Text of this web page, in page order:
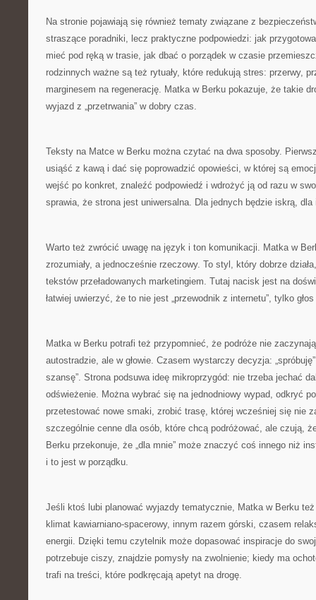
Na stronie pojawiają się również tematy związane z
straszące poradniki, lecz praktyczne podpowiedzi: jak
mieć pod ręką w trasie, jak dbać o porządek w czasie
rodzinnych ważne są też rytuały, które redukują stres: przerwy,
marginesem na regenerację. Matka w Berku pokazuje, że takie
wyjazd z „przetrwania” w dobry czas.
Teksty na Matce w Berku można czytać na dwa sposoby.
usiąść z kawą i dać się poprowadzić opowieści, w której są
wejść po konkret, znaleźć podpowiedź i wdrożyć ją od razu w
sprawia, że strona jest uniwersalna. Dla jednych będzie iskrą,
Warto też zwrócić uwagę na język i ton komunikacji. Matka w
zrozumiały, a jednocześnie rzeczowy. To styl, który dobrze
tekstów przeładowanych marketingiem. Tutaj nacisk jest na
łatwiej uwierzyć, że to nie jest „przewodnik z internetu”, tylko
Matka w Berku potrafi też przypomnieć, że podróże nie
autostradzie, ale w głowie. Czasem wystarczy decyzja:
szansę”. Strona podsuwa ideę mikroprzygód: nie trzeba jechać
odświeżenie. Można wybrać się na jednodniowy wypad, odkryć
przetestować nowe smaki, zrobić trasę, której wcześniej się nie
szczególnie cenne dla osób, które chcą podróżować, ale czują,
Berku przekonuje, że „dla mnie” może znaczyć coś innego niż
i to jest w porządku.
Jeśli ktoś lubi planować wyjazdy tematycznie, Matka w Berku
klimat kawiarniano-spacerowy, innym razem górski, czasem
energii. Dzięki temu czytelnik może dopasować inspiracje do
potrzebuje ciszy, znajdzie pomysły na zwolnienie; kiedy ma
trafi na treści, które podkręcają apetyt na drogę.